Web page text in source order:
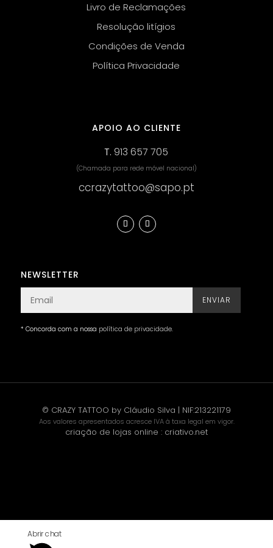
Livro de Reclamações
Resolução litígios
Condições de Venda
Política Privacidade
APOIO AO CLIENTE
T.913 657 705
(Chamada para rede móvel nacional)
ccrazytattoo@sapo.pt
NEWSLETTER
ENVIAR
* Concorda com a nossa política de privacidade.
© CRAZY TATTOO by Cláudio Silva | NIF:213221179
Aos valores apresentados acresce IVA à taxa legal em vigor.
criação de lojas online : criativo.net
Abrir chat